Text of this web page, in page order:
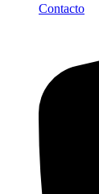
Contacto